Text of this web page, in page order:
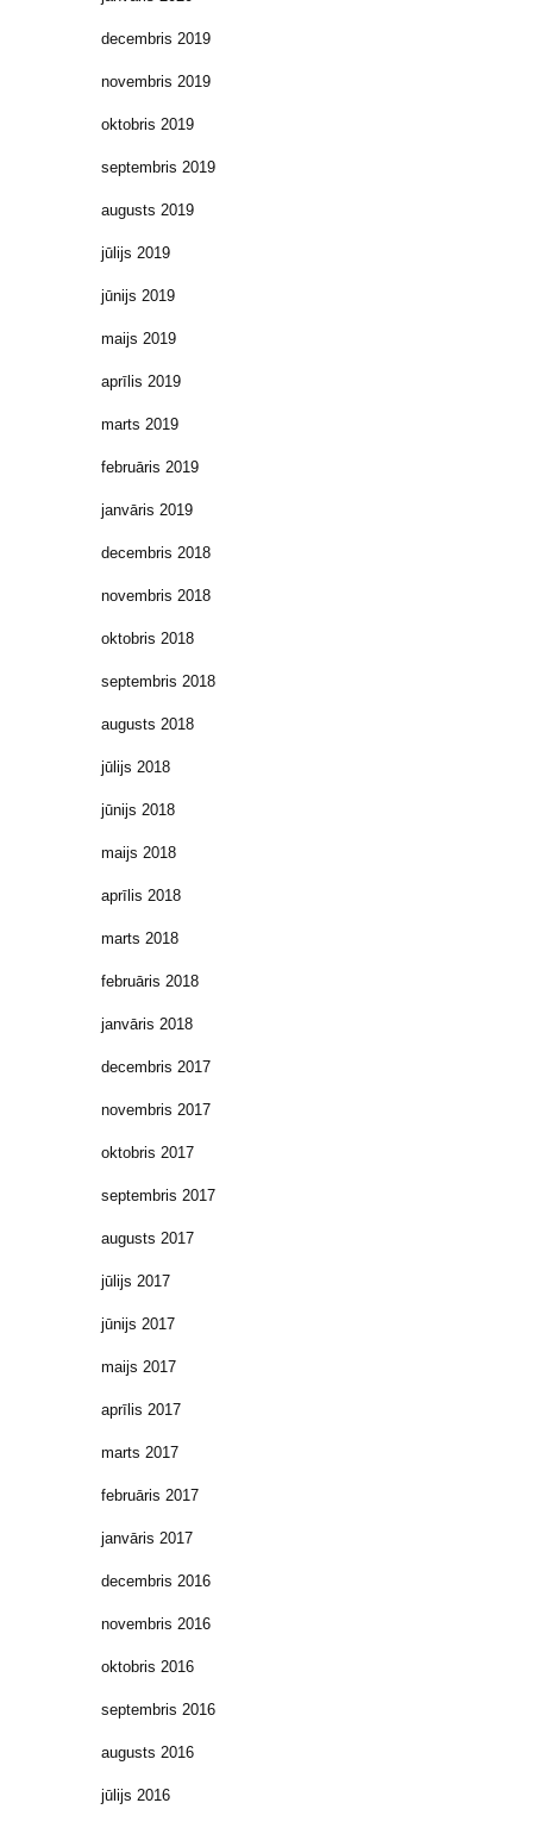
decembris 2019
novembris 2019
oktobris 2019
septembris 2019
augusts 2019
jūlijs 2019
jūnijs 2019
maijs 2019
aprīlis 2019
marts 2019
februāris 2019
janvāris 2019
decembris 2018
novembris 2018
oktobris 2018
septembris 2018
augusts 2018
jūlijs 2018
jūnijs 2018
maijs 2018
aprīlis 2018
marts 2018
februāris 2018
janvāris 2018
decembris 2017
novembris 2017
oktobris 2017
septembris 2017
augusts 2017
jūlijs 2017
jūnijs 2017
maijs 2017
aprīlis 2017
marts 2017
februāris 2017
janvāris 2017
decembris 2016
novembris 2016
oktobris 2016
septembris 2016
augusts 2016
jūlijs 2016